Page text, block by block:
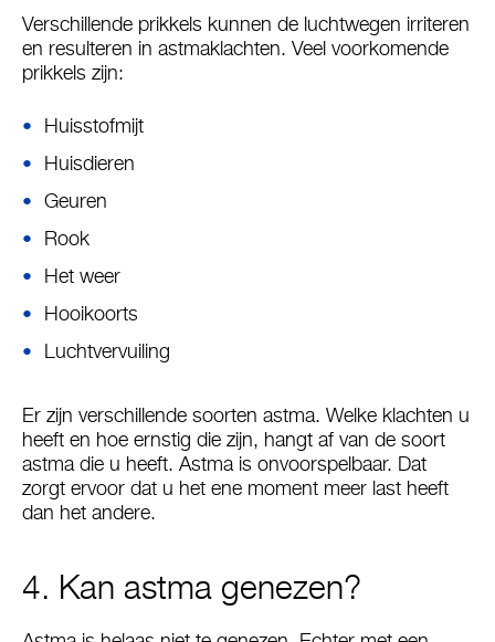
Verschillende prikkels kunnen de luchtwegen irriteren
en resulteren in astmaklachten. Veel voorkomende
prikkels zijn:
Huisstofmijt
Huisdieren
Geuren
Rook
Het weer
Hooikoorts
Luchtvervuiling
Er zijn verschillende soorten astma. Welke klachten u
heeft en hoe ernstig die zijn, hangt af van de soort
astma die u heeft. Astma is onvoorspelbaar. Dat
zorgt ervoor dat u het ene moment meer last heeft
dan het andere.
4. Kan astma genezen?